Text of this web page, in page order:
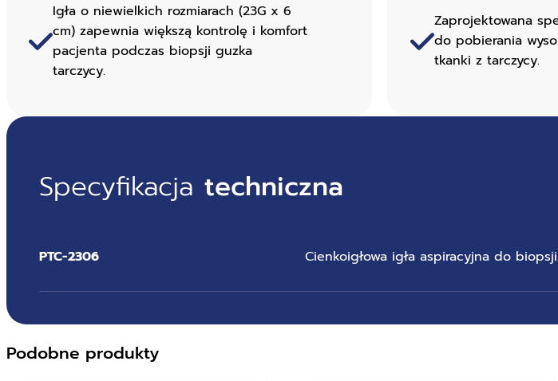
Igła o niewielkich rozmiarach (23G x 6
cm) zapewnia większą kontrolę i komfort
pacjenta podczas biopsji guzka
tarczycy.
Zaprojektowana
do pobierania
tkanki z tarczycy.
Specyfikacjatechniczna
PTC-2306 Cienkoigłowa igła aspiracyjna do
Podobne produkty